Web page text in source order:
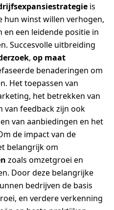
is
hun winst willen verhogen,
een leidende positie in
Succesvolle uitbreiding
, op maat
benaderingen om
Het toepassen van
het betrekken van
van feedback zijn ook
van aanbiedingen en het
de impact van de
belangrijk om
zoals omzetgroei en
Door deze belangrijke
bedrijven de basis
en verdere verkenning